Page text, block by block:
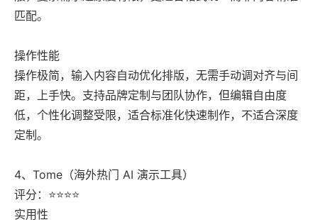
匹配。
操作性能
操作极简，输入内容自动优化排版，无需手动调对齐与间
距，上手快。支持品牌定制与团队协作，但编辑自由度
低，个性化调整受限，适合标准化快速制作，不适合深度
定制。
4、Tome（海外热门 AI 演示工具）
评分：⭐⭐⭐⭐
实用性